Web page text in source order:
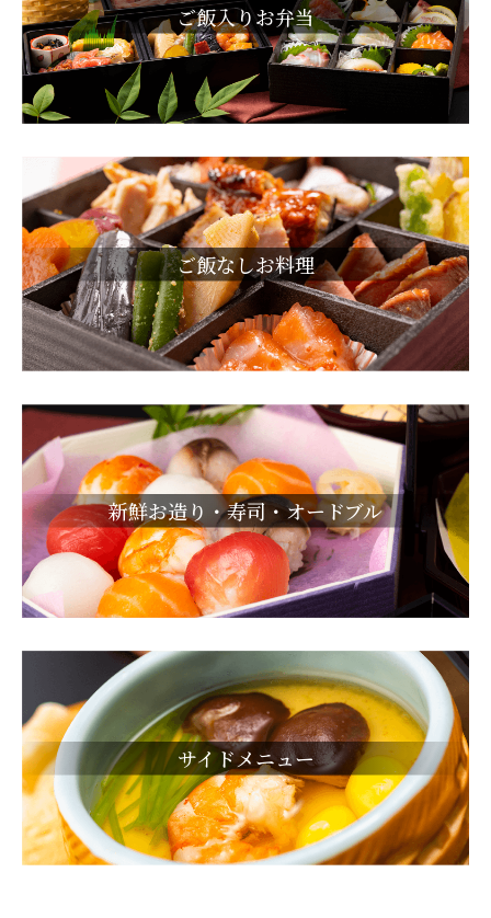
ご飯入りお弁当
ご飯なしお料理
新鮮お造り・寿司・オードブル
サイドメニュー